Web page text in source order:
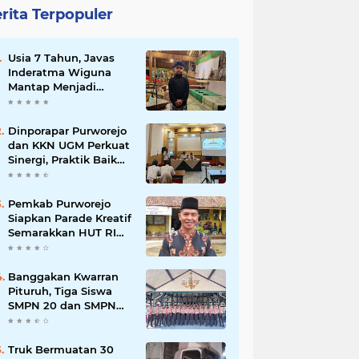
Terpopuler
Usia 7 Tahun, Javas
Inderatma Wiguna
Mantap Menjadi
Dalang Cilik, Sang
Menonton Wayang di
YouTube
Dinporapar Purworejo
dan KKN UGM Perkuat
Sinergi, Praktik Baik
Kecamatan Berdaya
Pemkab Purworejo
Siapkan Parade Kreatif
Semarakkan HUT RI
ke-81, Pendaftaran
Dibuka
Banggakan Kwarran
Pituruh, Tiga Siswa
SMPN 20 dan SMPN
40 Purworejo
Jamnas Cibubur
Truk Bermuatan 30